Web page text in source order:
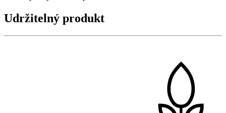
Udržitelný produkt